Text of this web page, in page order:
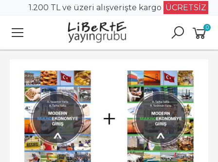
1.200 TL ve üzeri alışverişte kargo ÜCRETSİZ
0